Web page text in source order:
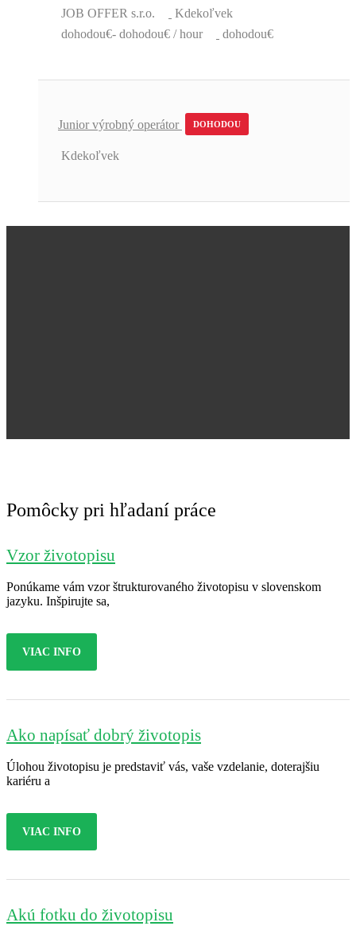
JOB OFFER s.r.o.
Kdekoľvek
dohodou€- dohodou€ / hour
dohodou€
Junior výrobný operátor DOHODOU
Kdekoľvek
Pomôcky pri hľadaní práce
Vzor životopisu
Ponúkame vám vzor štrukturovaného životopisu v slovenskom
jazyku. Inšpirujte sa,
VIAC INFO
Ako napísať dobrý životopis
Úlohou životopisu je predstaviť vás, vaše vzdelanie, doterajšiu
kariéru a
VIAC INFO
Akú fotku do životopisu